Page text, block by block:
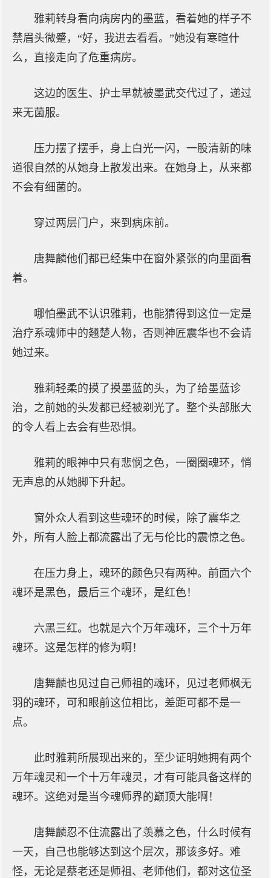
雅莉转身看向病房内的墨蓝，看着她的样子不
禁眉头微蹙，“好，我进去看看。”她没有寒暄什
么，直接走向了危重病房。
这边的医生、护士早就被墨武交代过了，递过
来无菌服。
压力摆了摆手，身上白光一闪，一股清新的味
道很自然的从她身上散发出来。在她身上，从来都
不会有细菌的。
穿过两层门户，来到病床前。
唐舞麟他们都已经集中在窗外紧张的向里面看
着。
哪怕墨武不认识雅莉，也能猜得到这位一定是
治疗系魂师中的翘楚人物，否则神匠震华也不会请
她过来。
雅莉轻柔的摸了摸墨蓝的头，为了给墨蓝诊
治，之前她的头发都已经被剃光了。整个头部胀大
的令人看上去会有些恐惧。
雅莉的眼神中只有悲悯之色，一圈圈魂环，悄
无声息的从她脚下升起。
窗外众人看到这些魂环的时候，除了震华之
外，所有人脸上都流露出了无与伦比的震惊之色。
在压力身上，魂环的颜色只有两种。前面六个
魂环是黑色，最后三个魂环，是红色！
六黑三红。也就是六个万年魂环，三个十万年
魂环。这是怎样的修为啊！
唐舞麟也见过自己师祖的魂环，见过老师枫无
羽的魂环，可和眼前这位相比，差距可都不是一
点。
此时雅莉所展现出来的，至少证明她拥有两个
万年魂灵和一个十万年魂灵，才有可能具备这样的
魂环。这绝对是当今魂师界的巅顶大能啊！
唐舞麟忍不住流露出了羡慕之色，什么时候有
一天，自己也能够达到这个层次，那该多好。难
怪，无论是蔡老还是师祖、老师他们，都对这位圣